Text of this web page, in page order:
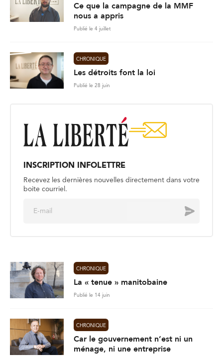
Ce que la campagne de la MMF
nous a appris
Publié le 4 juillet
CHRONIQUE
Les détroits font la loi
Publié le 28 juin
INSCRIPTION INFOLETTRE
Recevez les dernières nouvelles directement dans votre
boite courriel.
Envoyer
CHRONIQUE
La « tenue » manitobaine
Publié le 14 juin
CHRONIQUE
Car le gouvernement n’est ni un
ménage, ni une entreprise